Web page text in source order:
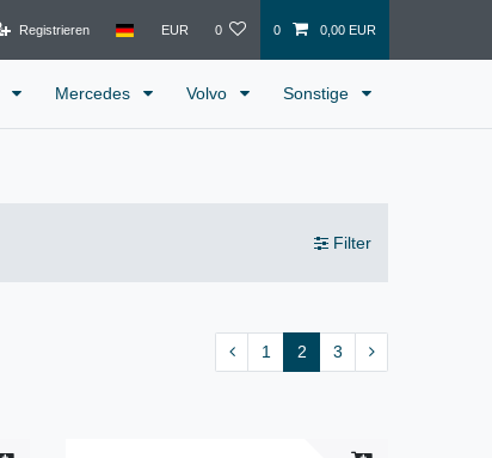
Registrieren EUR 0 0 0,00 EUR
Mercedes Volvo Sonstige
Filter
1 2 3